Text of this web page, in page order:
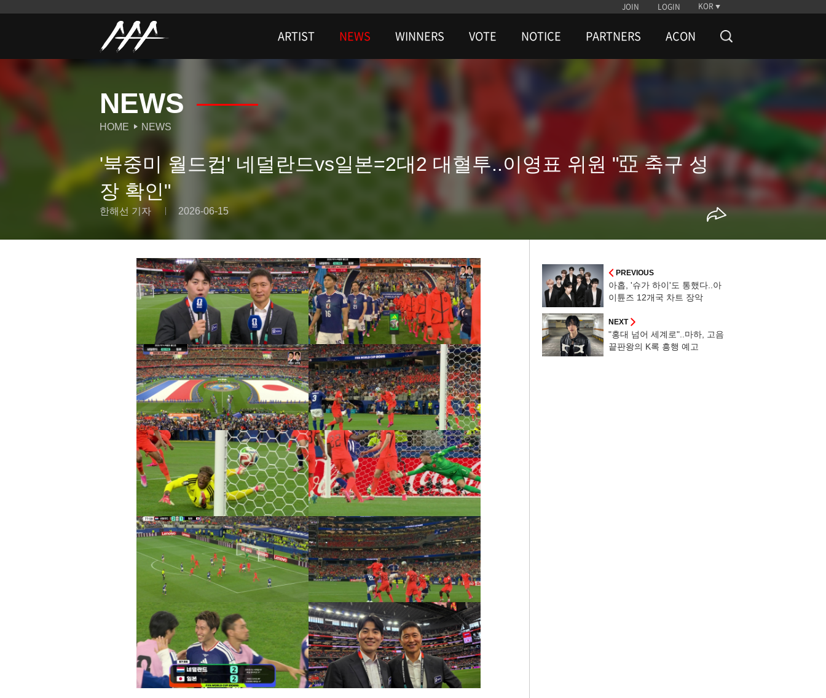
JOIN LOGIN KOR
ARTIST NEWS WINNERS VOTE NOTICE PARTNERS ACON
NEWS
HOME NEWS
'북중미 월드컵' 네덜란드vs일본=2대2 대혈투..이영표 위원 "亞 축구 성
장 확인"
한해선 기자 2026-06-15
PREVIOUS
아홉, '슈가 하이'도 통했다..아
이튠즈 12개국 차트 장악
NEXT
"홍대 넘어 세계로"..마하, 고음
끝판왕의 K록 흥행 예고